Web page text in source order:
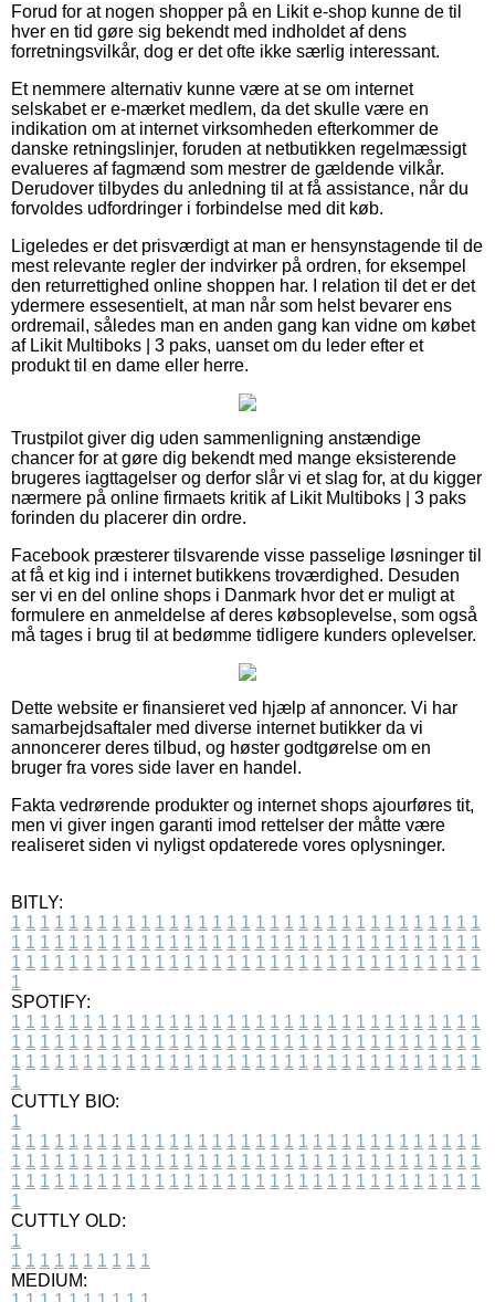
Forud for at nogen shopper på en Likit e-shop kunne de til
hver en tid gøre sig bekendt med indholdet af dens
forretningsvilkår, dog er det ofte ikke særlig interessant.
Et nemmere alternativ kunne være at se om internet
selskabet er e-mærket medlem, da det skulle være en
indikation om at internet virksomheden efterkommer de
danske retningslinjer, foruden at netbutikken regelmæssigt
evalueres af fagmænd som mestrer de gældende vilkår.
Derudover tilbydes du anledning til at få assistance, når du
forvoldes udfordringer i forbindelse med dit køb.
Ligeledes er det prisværdigt at man er hensynstagende til de
mest relevante regler der indvirker på ordren, for eksempel
den returrettighed online shoppen har. I relation til det er det
ydermere essesentielt, at man når som helst bevarer ens
ordremail, således man en anden gang kan vidne om købet
af Likit Multiboks | 3 paks, uanset om du leder efter et
produkt til en dame eller herre.
Trustpilot giver dig uden sammenligning anstændige
chancer for at gøre dig bekendt med mange eksisterende
brugeres iagttagelser og derfor slår vi et slag for, at du kigger
nærmere på online firmaets kritik af Likit Multiboks | 3 paks
forinden du placerer din ordre.
Facebook præsterer tilsvarende visse passelige løsninger til
at få et kig ind i internet butikkens troværdighed. Desuden
ser vi en del online shops i Danmark hvor det er muligt at
formulere en anmeldelse af deres købsoplevelse, som også
må tages i brug til at bedømme tidligere kunders oplevelser.
Dette website er finansieret ved hjælp af annoncer. Vi har
samarbejdsaftaler med diverse internet butikker da vi
annoncerer deres tilbud, og høster godtgørelse om en
bruger fra vores side laver en handel.
Fakta vedrørende produkter og internet shops ajourføres tit,
men vi giver ingen garanti imod rettelser der måtte være
realiseret siden vi nyligst opdaterede vores oplysninger.
BITLY:
1 1 1 1 1 1 1 1 1 1 1 1 1 1 1 1 1 1 1 1 1 1 1 1 1 1 1 1 1 1 1 1 1
1 1 1 1 1 1 1 1 1 1 1 1 1 1 1 1 1 1 1 1 1 1 1 1 1 1 1 1 1 1 1 1 1
1 1 1 1 1 1 1 1 1 1 1 1 1 1 1 1 1 1 1 1 1 1 1 1 1 1 1 1 1 1 1 1 1
1
SPOTIFY:
1 1 1 1 1 1 1 1 1 1 1 1 1 1 1 1 1 1 1 1 1 1 1 1 1 1 1 1 1 1 1 1 1
1 1 1 1 1 1 1 1 1 1 1 1 1 1 1 1 1 1 1 1 1 1 1 1 1 1 1 1 1 1 1 1 1
1 1 1 1 1 1 1 1 1 1 1 1 1 1 1 1 1 1 1 1 1 1 1 1 1 1 1 1 1 1 1 1 1
1
CUTTLY BIO:
1
1 1 1 1 1 1 1 1 1 1 1 1 1 1 1 1 1 1 1 1 1 1 1 1 1 1 1 1 1 1 1 1 1
1 1 1 1 1 1 1 1 1 1 1 1 1 1 1 1 1 1 1 1 1 1 1 1 1 1 1 1 1 1 1 1 1
1 1 1 1 1 1 1 1 1 1 1 1 1 1 1 1 1 1 1 1 1 1 1 1 1 1 1 1 1 1 1 1 1
1
CUTTLY OLD:
1
1 1 1 1 1 1 1 1 1 1
MEDIUM: